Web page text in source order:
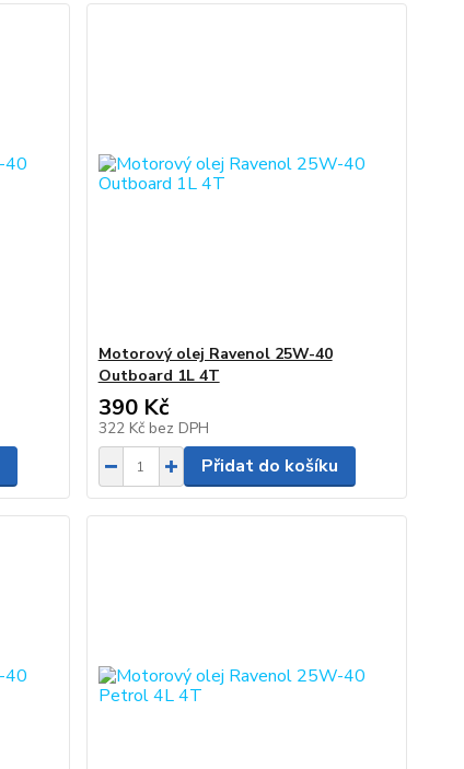
Motorový olej Ravenol 25W-40
Outboard 1L 4T
390 Kč
322 Kč bez DPH
Přidat do košíku